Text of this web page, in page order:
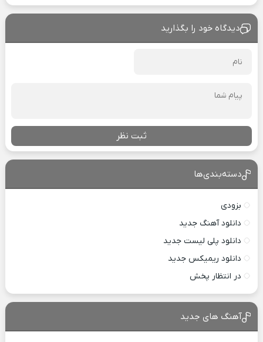
دیدگاه خود را بگذارید
ثبت نظر
دسته‌بندی‌ها
بزودی
دانلود آهنگ جدید
دانلود پلی لیست جدید
دانلود ریمیکس جدید
در انتظار پخش
آهنگ های جدید